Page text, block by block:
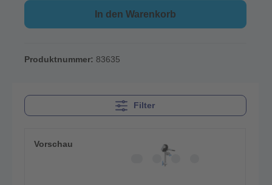
In den Warenkorb
Produktnummer: 83635
Filter
Vorschau